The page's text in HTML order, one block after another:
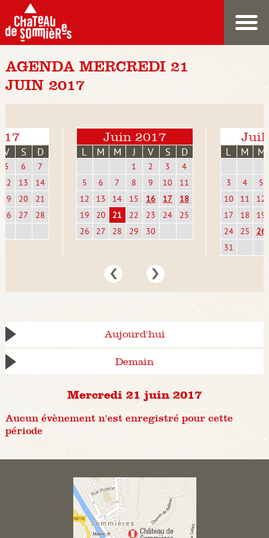
AGENDA MERCREDI 21
JUIN 2017
V S D
5 6
7
12
13
14
19
20
21
26
27 28
Juin 2017
L M M J V S D
1 2 3
4
5
6 7 8 9 10
11
12
13 14 15 16 17
18
19
20 21 22 23 24
25
26
27 28 29 30
L M M
3 4
5
10
11
12
17
18
19
24
25
26
31
Aujourd'hui
Demain
Mercredi 21 juin 2017
Aucun évènement n'est enregistré pour cette
période